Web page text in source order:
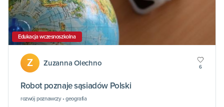
Edukacja wczesnoszkolna
Z Zuzanna Olechno 6
Robot poznaje sąsiadów Polski
rozwój poznawczy • geografia